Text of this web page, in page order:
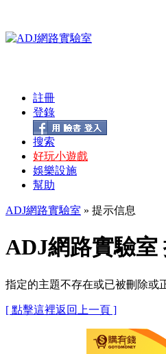
註冊
登錄
搜索
好玩小遊戲
娛樂設施
幫助
ADJ網路實驗室 » 提示信息
ADJ網路實驗室
指定的主題不存在或已被刪除或
[ 點擊這裡返回上一頁 ]